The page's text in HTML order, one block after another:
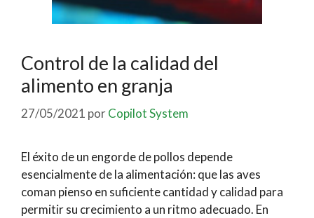
Control de la calidad del
alimento en granja
27/05/2021 porCopilot System
El éxito de un engorde de pollos depende
esencialmente de la alimentación: que las aves
coman pienso en suficiente cantidad y calidad para
permitir su crecimiento a un ritmo adecuado. En